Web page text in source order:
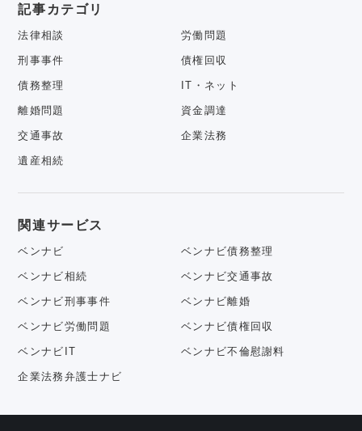
記事カテゴリ
法律相談 労働問題
刑事事件 債権回収
債務整理 IT・ネット
離婚問題 資金調達
交通事故 企業法務
遺産相続
関連サービス
ベンナビ ベンナビ債務整理
ベンナビ相続 ベンナビ交通事故
ベンナビ刑事事件 ベンナビ離婚
ベンナビ労働問題 ベンナビ債権回収
ベンナビIT ベンナビ不倫慰謝料
企業法務弁護士ナビ